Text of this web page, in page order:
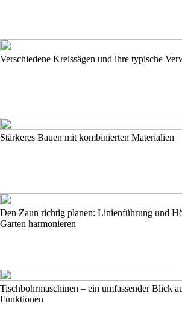
Verschiedene Kreissägen und ihre typische
Stärkeres Bauen mit kombinierten Materialien
Den Zaun richtig planen: Linienführung und
Garten harmonieren
Tischbohrmaschinen – ein umfassender Blick
Funktionen